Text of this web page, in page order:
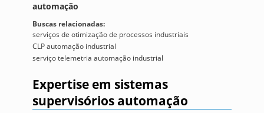
automação
Buscas relacionadas:
serviços de otimização de processos industriais
CLP automação industrial
serviço telemetria automação industrial
Expertise em sistemas
supervisórios automação